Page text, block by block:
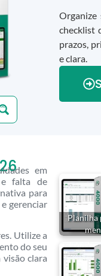
Organize
checklist
prazos,
e clara.
em
e falta de
para
gerenciar
Utilize a
do seu
clara
Planilha